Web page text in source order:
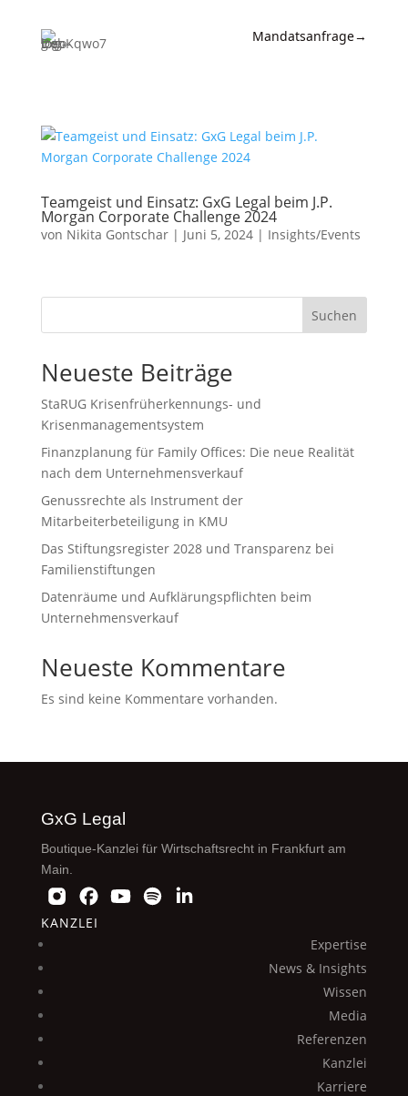
Insights
Referenzen
Kontakt
Mandatsanfrage→
Teamgeist und Einsatz: GxG Legal beim J.P.
Morgan Corporate Challenge 2024
von Nikita Gontschar| Juni 5, 2024| Insights/Events
Suchen
Neueste Beiträge
StaRUG Krisenfrüherkennungs- und
Krisenmanagementsystem
Finanzplanung für Family Offices: Die neue Realität
nach dem Unternehmensverkauf
Genussrechte als Instrument der
Mitarbeiterbeteiligung in KMU
Das Stiftungsregister 2028 und Transparenz bei
Familienstiftungen
Datenräume und Aufklärungspflichten beim
Unternehmensverkauf
Neueste Kommentare
Es sind keine Kommentare vorhanden.
GxG Legal
Boutique-Kanzlei für Wirtschaftsrecht in Frankfurt am
Main.
KANZLEI
Expertise
News & Insights
Wissen
Media
Referenzen
Kanzlei
Karriere